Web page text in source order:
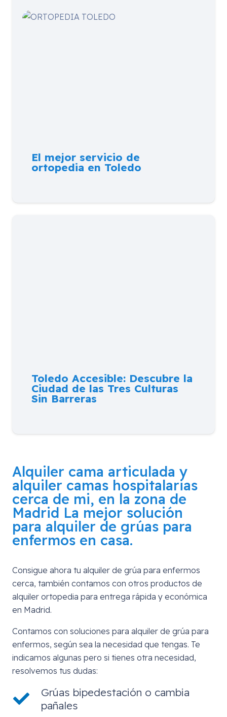
El mejor servicio de
ortopedia en Toledo
Toledo Accesible: Descubre la
Ciudad de las Tres Culturas
Sin Barreras
Alquiler cama articulada y
alquiler camas hospitalarias
cerca de mi, en la zona de
Madrid La mejor solución
para alquiler de grúas para
enfermos en casa.
Consigue ahora tu alquiler de grúa para enfermos
cerca, también contamos con otros productos de
alquiler ortopedia para entrega rápida y económica
en Madrid.
Contamos con soluciones para alquiler de grúa para
enfermos, según sea la necesidad que tengas. Te
indicamos algunas pero si tienes otra necesidad,
resolvemos tus dudas:
Grúas bipedestación o cambia
pañales